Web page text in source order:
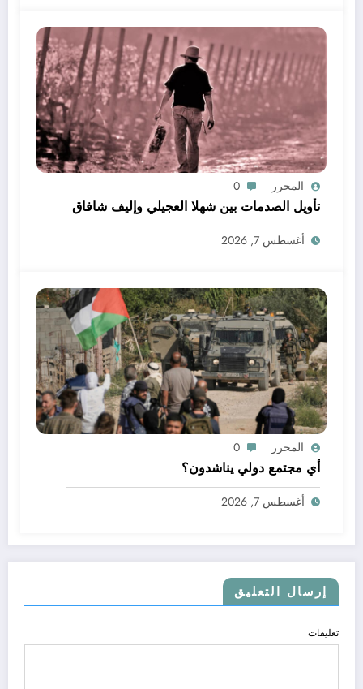
المحرر 0
تأويل الصدمات بين شهلا العجيلي وإليف شافاق
أغسطس 7, 2026
المحرر 0
أي مجتمع دولي يناشدون؟
أغسطس 7, 2026
إرسال التعليق
تعليقات